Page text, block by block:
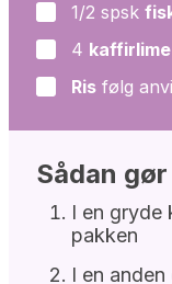
▢
1/2 spsk
▢
4
▢
Ris følg
Sådan
I en gryde
pakken
I en